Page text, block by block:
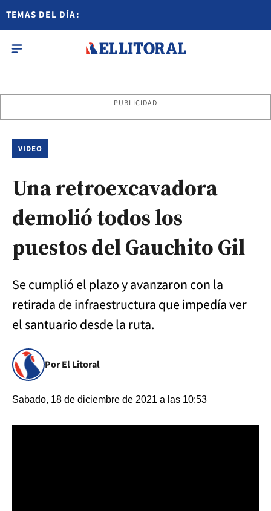
TEMAS DEL DÍA:
PUBLICIDAD
VIDEO
Una retroexcavadora
demolió todos los
puestos del Gauchito Gil
Se cumplió el plazo y avanzaron con la
retirada de infraestructura que impedía ver
el santuario desde la ruta.
Por El Litoral
Sabado, 18 de diciembre de 2021 a las 10:53